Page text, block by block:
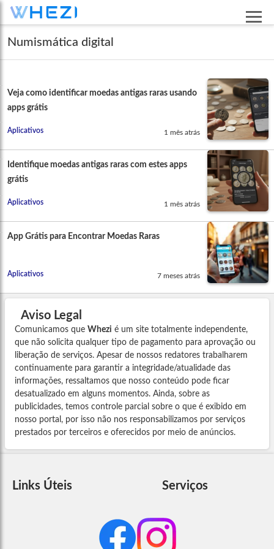
Numismática digital
Veja como identificar moedas antigas raras usando
apps grátis
Aplicativos 1 mês atrás
Identifique moedas antigas raras com estes apps
grátis
Aplicativos 1 mês atrás
App Grátis para Encontrar Moedas Raras
Aplicativos 7 meses atrás
Aviso Legal
Comunicamos que Whezi é um site totalmente independente,
que não solicita qualquer tipo de pagamento para aprovação ou
liberação de serviços. Apesar de nossos redatores trabalharem
continuamente para garantir a integridade/atualidade das
informações, ressaltamos que nosso conteúdo pode ficar
desatualizado em alguns momentos. Ainda, sobre as
publicidades, temos controle parcial sobre o que é exibido em
nosso portal, por isso não nos responsabilizamos por serviços
prestados por terceiros e oferecidos por meio de anúncios.
Links Úteis Serviços